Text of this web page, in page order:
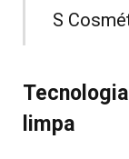
S
limpa